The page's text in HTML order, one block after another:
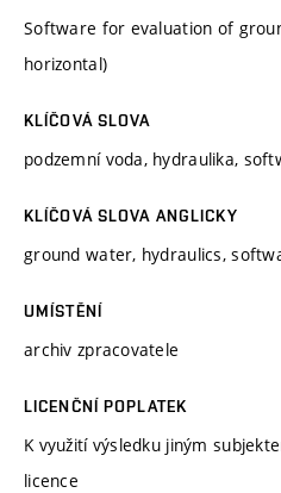
Software for evaluation of
horizontal)
KLÍČOVÁ SLOVA
podzemní voda, hydraulika,
KLÍČOVÁ SLOVA ANGLICKY
ground water, hydraulics,
UMÍSTĚNÍ
archiv zpracovatele
LICENČNÍ POPLATEK
K využití výsledku jiným
licence